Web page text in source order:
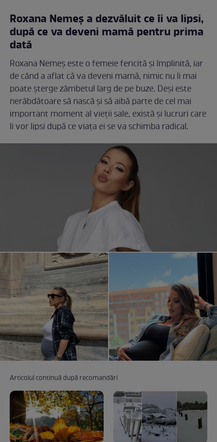
Roxana Nemeș a dezvăluit ce îi va lipsi,
după ce va deveni mamă pentru prima
dată
Roxana Nemeș este o femeie fericită și împlinită, iar
de când a aflat că va deveni mamă, nimic nu îi mai
poate șterge zâmbetul larg de pe buze. Deși este
nerăbdătoare să nască și să aibă parte de cel mai
important moment al vieții sale, există și lucruri care
îi vor lipsi după ce viața ei se va schimba radical.
Articolul continuă după recomandări